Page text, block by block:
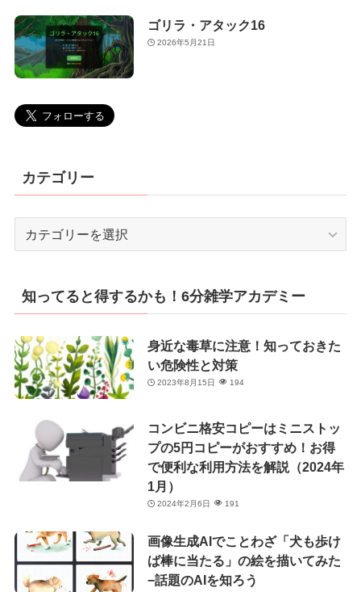
ゴリラ・アタック16
2026年5月21日
カテゴリー
リ
ー
知ってると得するかも！6分雑学アカデミー
身近な毒草に注意！知っておきた
い危険性と対策
2023年8月15日 194
コンビニ格安コピーはミニストッ
プの5円コピーがおすすめ！お得
で便利な利用方法を解説（2024年
1月）
2024年2月6日 191
画像生成AIでことわざ「犬も歩け
ば棒に当たる」の絵を描いてみた
−話題のAIを知ろう